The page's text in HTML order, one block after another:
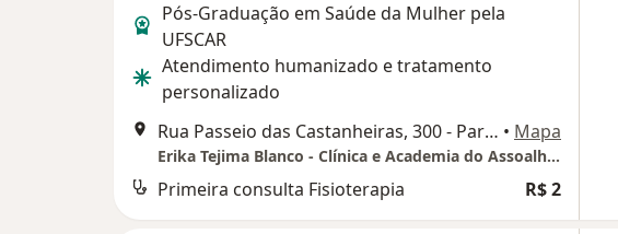
Pós-Graduação em Saúde da Mulher pela
UFSCAR
Atendimento humanizado e tratamento
personalizado
Rua Passeio das Castanheiras, 300 - Parque Faber Castel II, São Carlos • Mapa
Erika Tejima Blanco - Clínica e Academia do Assoalho Pélvico
Primeira consulta Fisioterapia R$ 2